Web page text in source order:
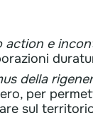
action e
della
per
sul